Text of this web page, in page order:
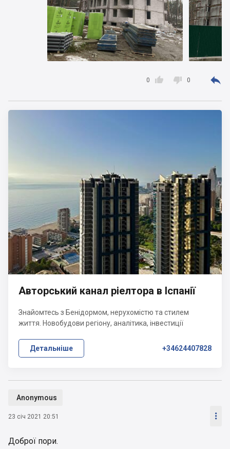

0  0 
Anonymous
23 січ 2021 20:51 
Доброї пори.
Авторський канал ріелтора в Іспанії
Знайомтесь з Бенідормом, нерухомістю та стилем
життя. Новобудови регіону, аналітика, інвестиції
Детальніше +34624407828